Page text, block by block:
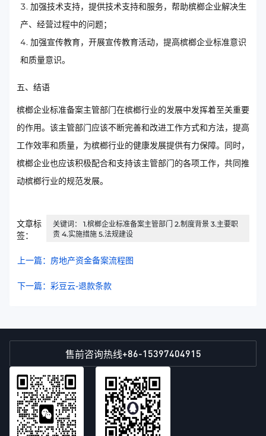
加强技术支持，提供技术支持和服务，帮助槟榔企业解决生
产、经营过程中的问题；
加强宣传教育，开展宣传教育活动，提高槟榔企业标准意识
和质量意识。
五、结语
槟榔企业标准备案主管部门在槟榔行业的发展中发挥着至关重要
的作用。该主管部门应该不断完善和改进工作方式和方法，提高
工作效率和质量，为槟榔行业的健康发展提供有力保障。同时，
槟榔企业也应该积极配合和支持该主管部门的各项工作，共同推
动槟榔行业的规范发展。
文章标
签：
关键词： 1.槟榔企业标准备案主管部门 2.制度背景 3.主要职
责 4.实施措施 5.法规建设
上一篇：房地产资金备案流程图
下一篇：彩豆云-退款条款
售前咨询热线+86-15397404915